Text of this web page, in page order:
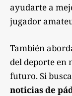
ayudarte a
jugador
También
del deporte en
futuro. Si
noticias de